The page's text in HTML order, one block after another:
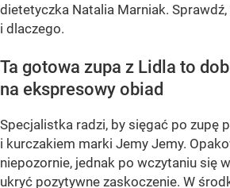
dietetyczka Natalia Marniak.
i dlaczego.
Ta gotowa zupa z Lidla to
na ekspresowy obiad
Specjalistka radzi, by sięgać po zupę
i kurczakiem marki Jemy Jemy.
niepozornie, jednak po wczytaniu się
ukryć pozytywne zaskoczenie. W